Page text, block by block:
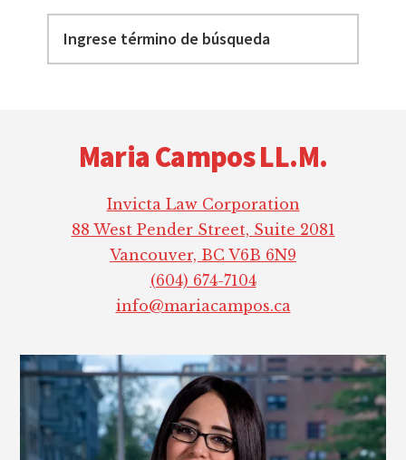
término
Maria Campos LL.M.
Invicta Law Corporation
88 West Pender Street, Suite 2081
Vancouver, BC V6B 6N9
(604) 674-7104
info@mariacampos.ca